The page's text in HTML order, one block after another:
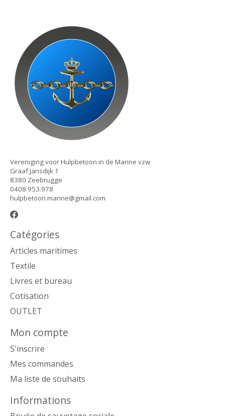
Vereniging voor Hulpbetoon in de Marine vzw
Graaf Jansdijk 1
8380 Zeebrugge
0408.953.978
hulpbetoon.marine@gmail.com
Catégories
Articles maritimes
Textile
Livres et bureau
Cotisation
OUTLET
Mon compte
S'inscrire
Mes commandes
Ma liste de souhaits
Informations